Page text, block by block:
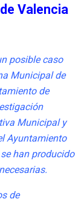
Valencia
posible caso
Municipal de
de
Municipal y
Ayuntamiento
han producido
de